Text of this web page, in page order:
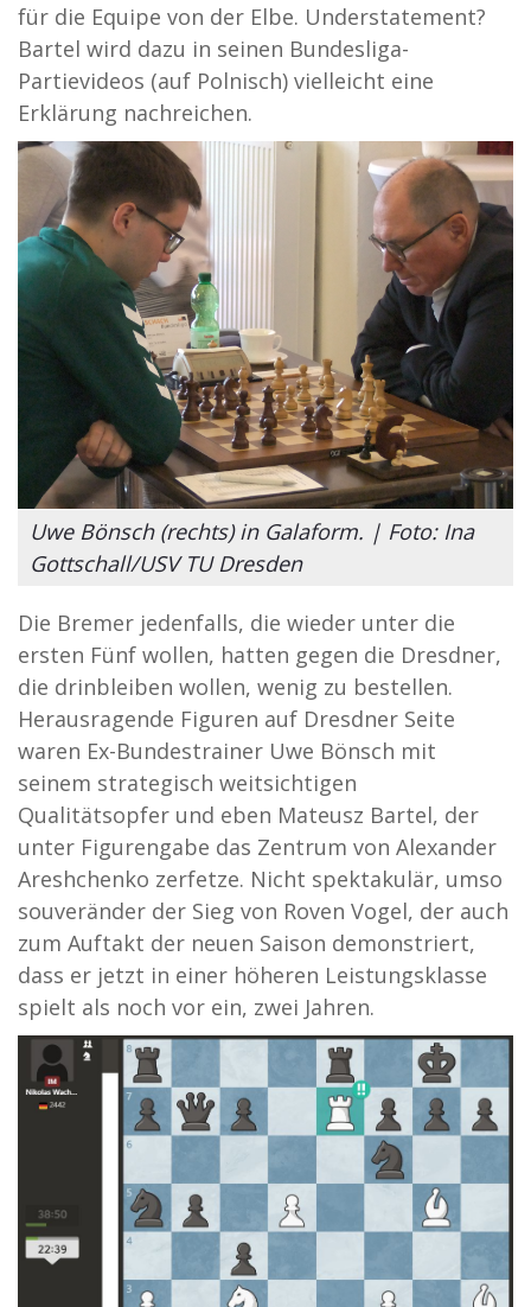
für die Equipe von der Elbe. Understatement?
Bartel wird dazu in seinen Bundesliga-
Partievideos (auf Polnisch) vielleicht eine
Erklärung nachreichen.
Uwe Bönsch (rechts) in Galaform. | Foto: Ina
Gottschall/USV TU Dresden
Die Bremer jedenfalls, die wieder unter die
ersten Fünf wollen, hatten gegen die Dresdner,
die drinbleiben wollen, wenig zu bestellen.
Herausragende Figuren auf Dresdner Seite
waren Ex-Bundestrainer Uwe Bönsch mit
seinem strategisch weitsichtigen
Qualitätsopfer und eben Mateusz Bartel, der
unter Figurengabe das Zentrum von Alexander
Areshchenko zerfetze. Nicht spektakulär, umso
souveränder der Sieg von Roven Vogel, der auch
zum Auftakt der neuen Saison demonstriert,
dass er jetzt in einer höheren Leistungsklasse
spielt als noch vor ein, zwei Jahren.